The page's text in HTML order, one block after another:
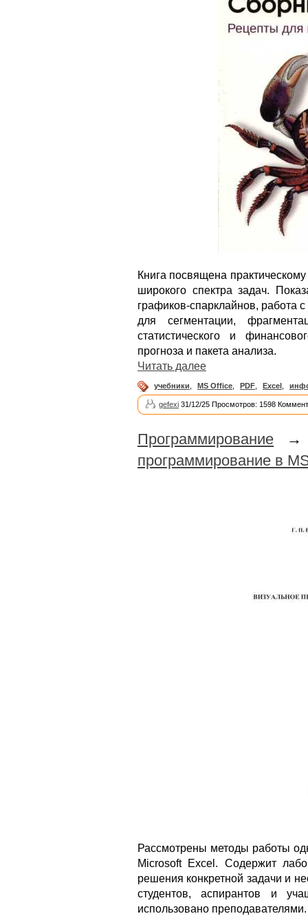
Книга посвящена
широкого спектра задач.
графиков-спарклайнов, работа
для сегментации,
статистического и
прогноза и пакета анализа.
Читать далее
учебники MS Office PDF Excel
gefexi 31/12/25 Просмотров: 1598
Программирование
программирование в
Рассмотрены методы работы
Microsoft Excel. Содержит
решения конкретной задачи и
студентов, аспирантов и
использовано преподавателями.